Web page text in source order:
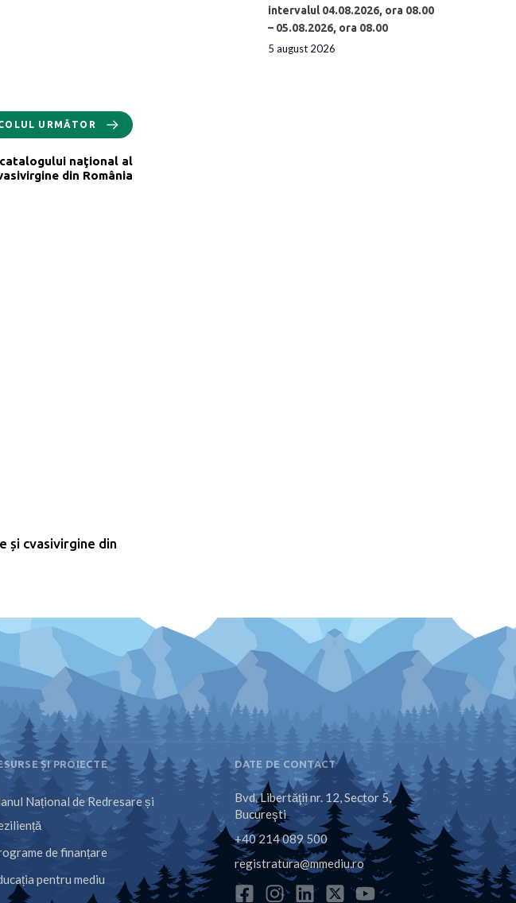
URMĂTOR
naţional al
din România
și cvasivirgine din
intervalul 04.08.2026, ora 08.00
– 05.08.2026, ora 08.00
5 august 2026
ȘI PROIECTE
Național de Redresare și
de finanțare
pentru mediu
DATE DE CONTACT
Bvd. Libertăţii nr. 12, Sector 5,
Bucureşti
+40 214 089 500
registratura@mmediu.ro